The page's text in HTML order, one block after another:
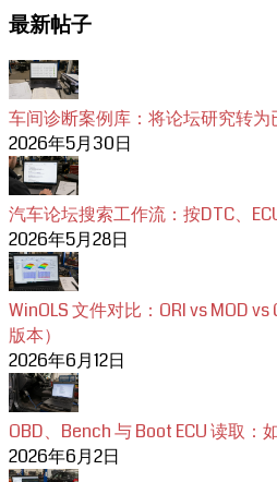
最新帖子
车间诊断案例库：将论坛研究转为
2026年5月30日
汽车论坛搜索工作流：按DTC、
2026年5月28日
WinOLS 文件对比：ORI vs MOD
版本）
2026年6月12日
OBD、Bench 与 Boot ECU 读取
2026年6月2日